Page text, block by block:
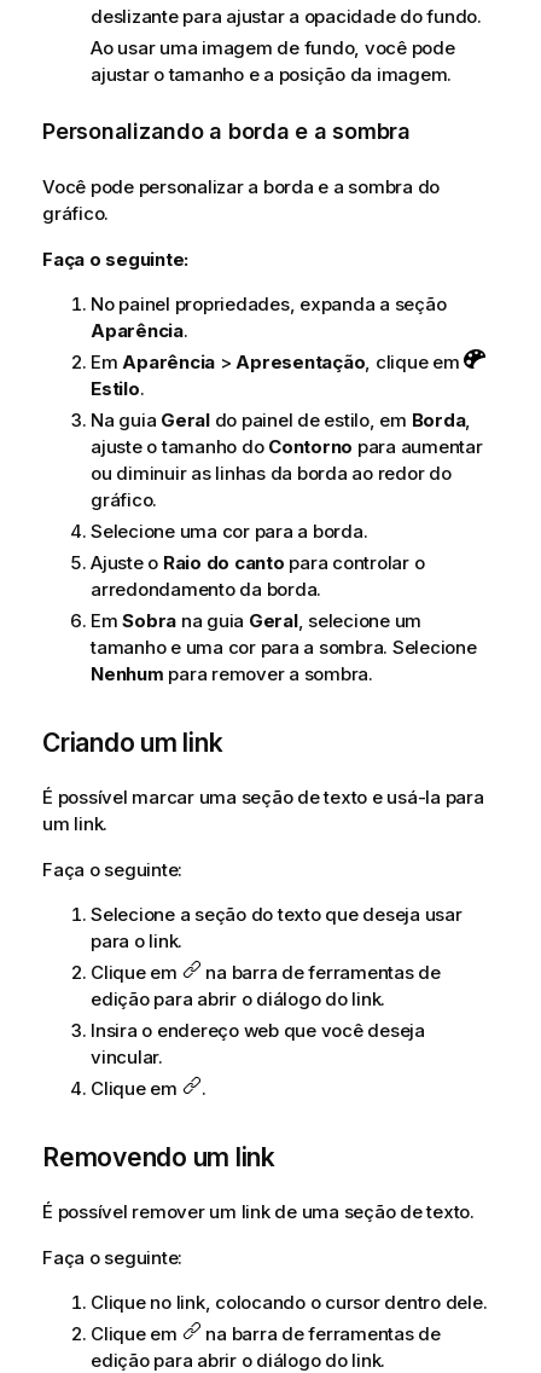
deslizante para ajustar a opacidade do fundo.
Ao usar uma imagem de fundo, você pode
ajustar o tamanho e a posição da imagem.
Personalizando a borda e a sombra
Você pode personalizar a borda e a sombra do
gráfico.
Faça o seguinte:
No painel propriedades, expanda a seção
Aparência.
Em Aparência > Apresentação , clique em
Estilo.
Na guia Geraldo painel de estilo, em Borda,
ajuste o tamanho do Contorno para aumentar
ou diminuir as linhas da borda ao redor do
gráfico.
Selecione uma cor para a borda.
Ajuste o Raio do canto para controlar o
arredondamento da borda.
EmSobra na guia Geral, selecione um
tamanho e uma cor para a sombra. Selecione
Nenhum para remover a sombra.
Criando um link
É possível marcar uma seção de texto e usá-la para
um link.
Faça o seguinte:
Selecione a seção do texto que deseja usar
para o link.
Clique em
na barra de ferramentas de
edição para abrir o diálogo do link.
Insira o endereço web que você deseja
vincular.
Clique em
.
Removendo um link
É possível remover um link de uma seção de texto.
Faça o seguinte:
Clique no link, colocando o cursor dentro dele.
Clique em
na barra de ferramentas de
edição para abrir o diálogo do link.